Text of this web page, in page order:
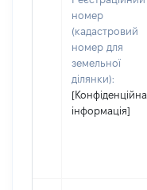
номер
(кадастровий
номер для
земельної
ділянки):
[Конфіденційна
інформація]